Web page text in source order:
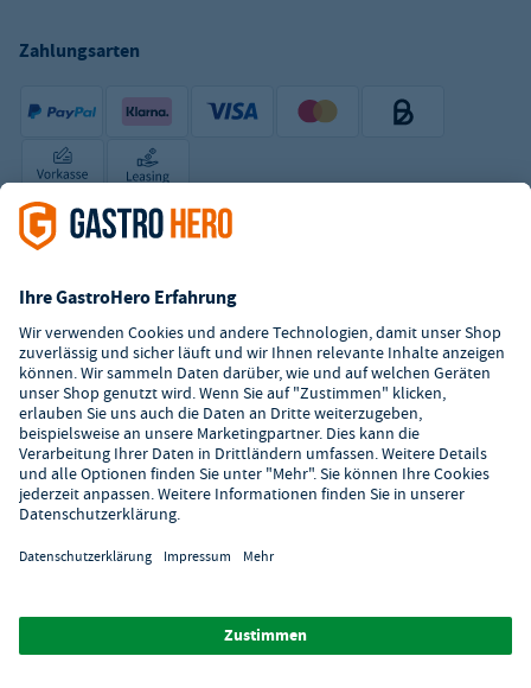
Zahlungsarten
Zertifizierter Shop
Digitaler Showroom
Kundenservice
Kontaktformular